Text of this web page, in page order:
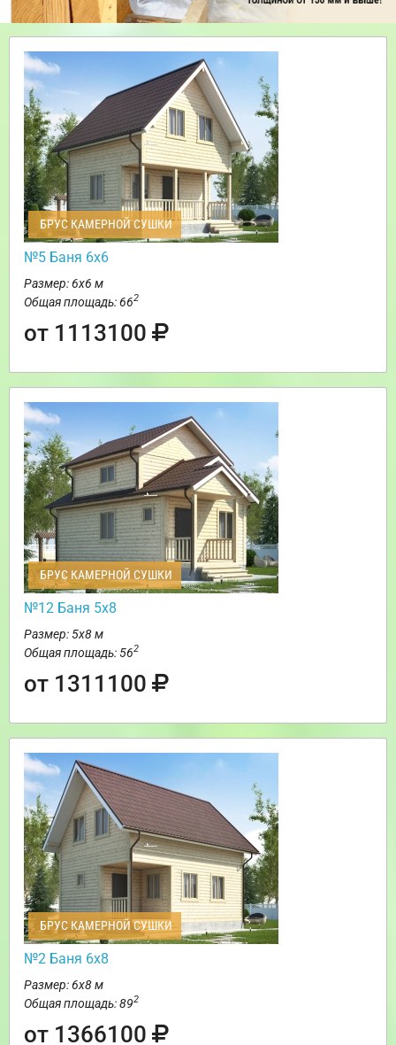
БРУС КАМЕРНОЙ СУШКИ
№5 Баня 6х6
Размер: 6х6 м
Общая площадь: 662
от 1113100
БРУС КАМЕРНОЙ СУШКИ
№12 Баня 5х8
Размер: 5х8 м
Общая площадь: 562
от 1311100
БРУС КАМЕРНОЙ СУШКИ
№2 Баня 6х8
Размер: 6х8 м
Общая площадь: 892
от 1366100